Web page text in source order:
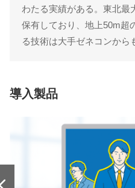
わたる実績がある。東北最
保有しており、地上50m超
る技術は大手ゼネコンから
導入製品